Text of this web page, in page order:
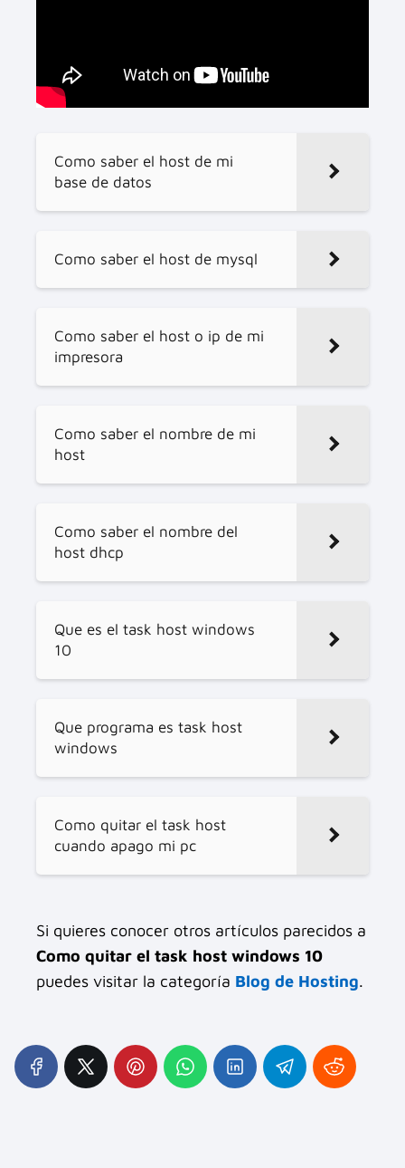
Como saber el host de mi
base de datos
Como saber el host de mysql
Como saber el host o ip de mi
impresora
Como saber el nombre de mi
host
Como saber el nombre del
host dhcp
Que es el task host windows
10
Que programa es task host
windows
Como quitar el task host
cuando apago mi pc
Si quieres conocer otros artículos parecidos a
Como quitar el task host windows 10
puedes visitar la categoría Blog de Hosting.